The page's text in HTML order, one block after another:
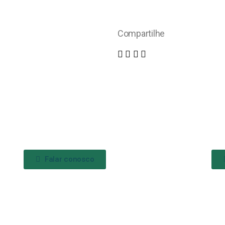
Compartilhe
Falar conosco